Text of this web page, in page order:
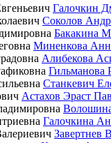
Галочкин
Соколов
Бакакина
Миненкова
Алибекова
Гильманова
Станкевич
Астахов Эраст
Галочкина
Завертнев